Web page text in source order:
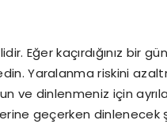
Eğer kaçırdığınız bir
Yaralanma riskini
ve dinlenmeniz için
geçerken dinlenecek